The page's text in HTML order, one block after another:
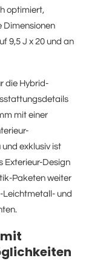
optimiert,
Dimensionen
9,5 J x 20 und an
die Hybrid-
mit einer
exklusiv ist
Exterieur-Design
Paketen weiter
Leichtmetall- und